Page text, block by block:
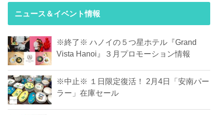
ニュース＆イベント情報
※終了※ ハノイの５つ星ホテル『Grand
Vista Hanoi』３月プロモーション情報
※中止※ １日限定復活！ 2月4日「安南パー
ラー」在庫セール